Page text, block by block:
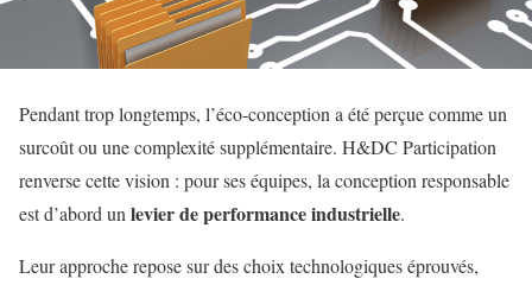
Pendant trop longtemps, l’éco-conception a été perçue comme un
surcoût ou une complexité supplémentaire. H&DC Participation
renverse cette vision : pour ses équipes, la conception responsable
est d’abord un levier de performance industrielle.
Leur approche repose sur des choix technologiques éprouvés,